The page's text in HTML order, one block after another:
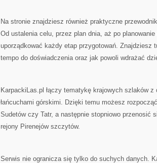
Na stronie znajdziesz również praktyczne
Od ustalenia celu, przez plan dnia, aż po
uporządkować każdy etap przygotowań. Znajdziesz
tempo do doświadczenia oraz jak powoli wdrażać
KarpackiLas.pl łączy tematykę krajowych szlaków
łańcuchami górskimi. Dzięki temu możesz
Sudetów czy Tatr, a następnie stopniowo przenosić
rejony Pirenejów szczytów.
Serwis nie ogranicza się tylko do suchych danych.